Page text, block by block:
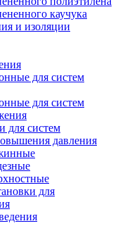
каучука
и изоляции
для систем
для систем
для систем
давления
для